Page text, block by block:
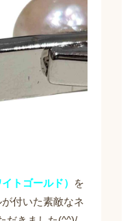
トゴールド）
を
付いた素敵なネ